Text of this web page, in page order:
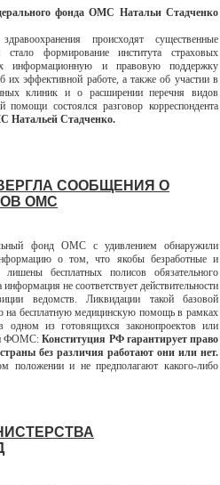
фонда ОМС Натальи Стадченко
происходят существенные
формирование института страховых
информационную и правовую поддержку
их эффективной работе, а также об участии в
клиник и о расширении перечня видов
помощи состоялся разговор корреспондента
Натальей Стадченко.
СООБЩЕНИЯ О
ОМС
фонд ОМС с удивлением обнаружили
о том, что якобы безработные и
лишены бесплатных полисов обязательного
не соответствует действительности
ведомств. Ликвидации такой базовой
на бесплатную медицинскую помощь в рамках
из готовящихся законопроектов или
и ФОМС:Конституция РФ гарантирует право
без различия работают они или нет.
и не предполагают какого-либо